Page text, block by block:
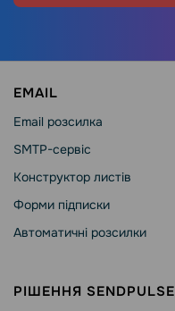
EMAIL
Email розсилка
SMTP-сервіс
Конструктор листів
Форми підписки
Автоматичні розсилки
РІШЕННЯ SENDPULSE